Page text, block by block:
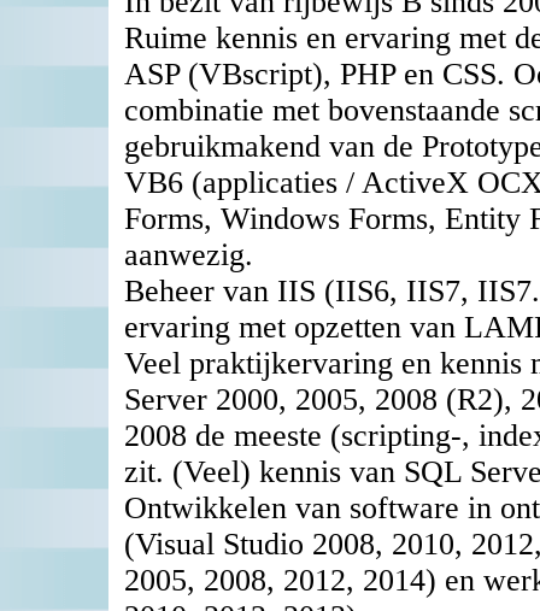
Ruime kennis en ervaring met
ASP (VBscript), PHP en CSS.
combinatie met bovenstaande
gebruikmakend van de
VB6 (applicaties / ActiveX
Forms, Windows Forms, Entity
aanwezig.
Beheer van IIS (IIS6, IIS7,
ervaring met opzetten van
Veel praktijkervaring en kennis
Server 2000, 2005, 2008 (R2),
2008 de meeste (scripting-,
zit. (Veel) kennis van SQL
Ontwikkelen van software in
(Visual Studio 2008, 2010,
2005, 2008, 2012, 2014) en